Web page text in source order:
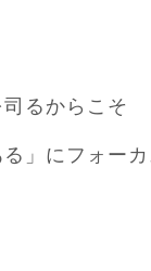
るからこそ
」にフォーカ